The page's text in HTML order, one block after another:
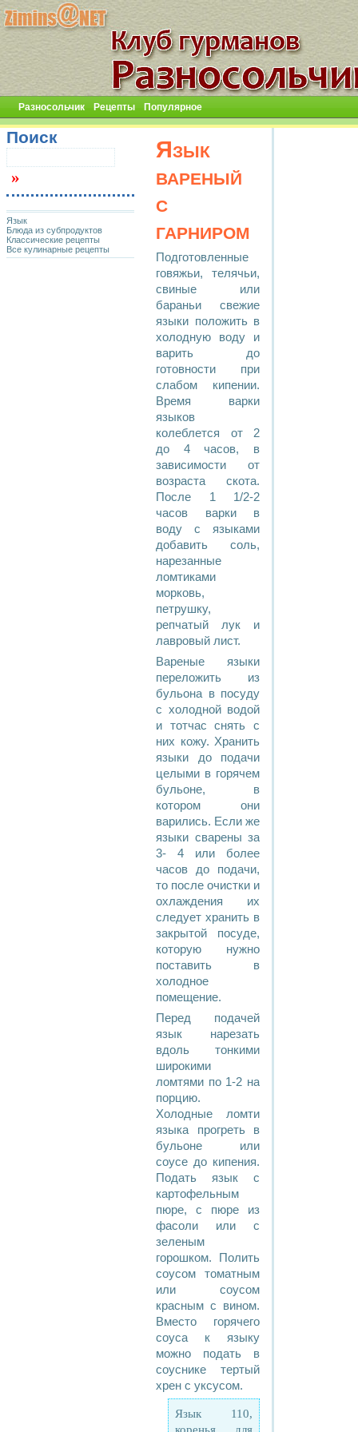
Разносольчик Рецепты Популярное
Язык
вареный
с
гарниром
Подготовленные
говяжьи, телячьи,
свиные или
бараньи свежие
языки положить в
холодную воду и
варить до
готовности при
слабом кипении.
Время варки
языков
колеблется от 2
до 4 часов, в
зависимости от
возраста скота.
После 1 1/2-2
часов варки в
воду с языками
добавить соль,
нарезанные
ломтиками
морковь,
петрушку,
репчатый лук и
лавровый лист.
Вареные языки
переложить из
бульона в посуду
с холодной водой
и тотчас снять с
них кожу. Хранить
языки до подачи
целыми в горячем
бульоне, в
котором они
варились. Если же
языки сварены за
3- 4 или более
часов до подачи,
то после очистки и
охлаждения их
следует хранить в
закрытой посуде,
которую нужно
поставить в
холодное
помещение.
Перед подачей
язык нарезать
вдоль тонкими
широкими
ломтями по 1-2 на
порцию.
Холодные ломти
языка прогреть в
бульоне или
соусе до кипения.
Подать язык с
картофельным
пюре, с пюре из
фасоли или с
зеленым
горошком. Полить
соусом томатным
или соусом
красным с вином.
Вместо горячего
соуса к языку
можно подать в
соуснике тертый
хрен с уксусом.
Язык 110,
Поиск
Язык
Блюда из субпродуктов
Классические рецепты
Все кулинарные рецепты